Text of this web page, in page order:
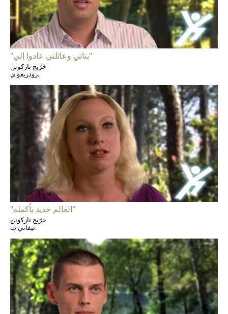
"بناتي وعائلتي عادوا إلي"
خرّيج ناركونن
رودريغو ي.
"العالم جديد بأكمله"
خرّيج ناركونن
تيفاني ب.